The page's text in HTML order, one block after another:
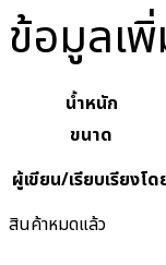
ข้อมูลเ
น้ำหนัก
ขนาด
ผู้เขียน/เรียบเรียงโด
สินค้าหมดแล้ว